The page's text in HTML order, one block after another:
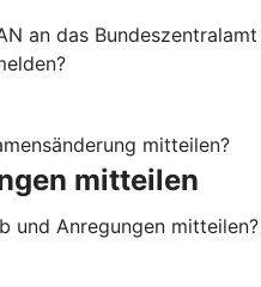
an das Bundeszentralamt
mitteilen?
mitteilen
und Anregungen mitteilen?